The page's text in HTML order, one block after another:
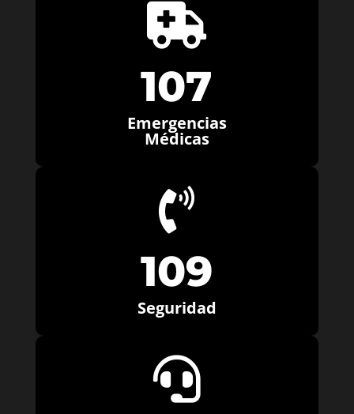

107
Emergencias
Médicas

109
Seguridad
